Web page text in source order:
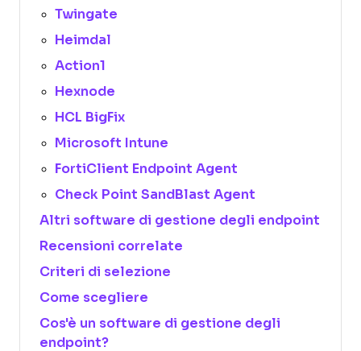
Twingate
Heimdal
Action1
Hexnode
HCL BigFix
Microsoft Intune
FortiClient Endpoint Agent
Check Point SandBlast Agent
Altri software di gestione degli endpoint
Recensioni correlate
Criteri di selezione
Come scegliere
Cos'è un software di gestione degli
endpoint?